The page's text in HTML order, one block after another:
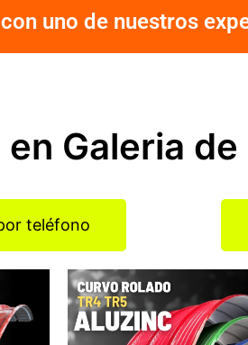
uno de nuestros
Galeria
teléfono